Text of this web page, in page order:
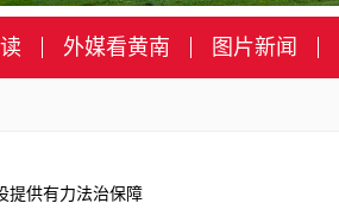
外媒看黄南 图片新闻
提供有力法治保障